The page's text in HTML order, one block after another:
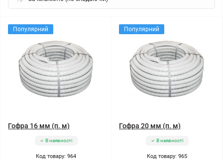
Популярний
Гофра 16 мм (п. м)
В наявності
Код товару: 964
Популярний
Гофра 20 мм (п. м)
В наявності
Код товару: 965